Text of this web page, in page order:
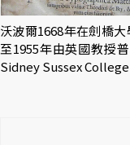
沃波爾1668年在劍橋
至1955年由英國教授
Sidney Sussex